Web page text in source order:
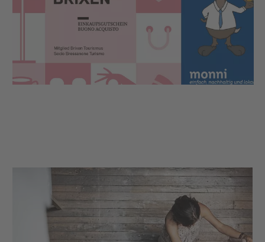
Teilbeträgen wiederholt eingelöst werden, bis das
Restguthaben aufgebraucht ist. Auch bei Brixen
Tourismus kannst du deinen Gutschein einlösen
und z.B. eine geführte Wanderung verschenken.
Der Brixen Einkaufsgutschein ist die ideale
Unterstützung der lokalen Wirtschaft, damit Brixen
auch weiterhin ein schöner Ort zum Bummeln,
Shoppen und Genießen bleibt.